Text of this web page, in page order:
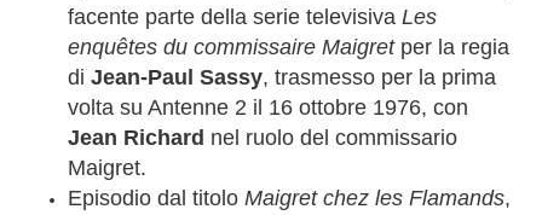
facente parte della serie televisiva Les
enquêtes du commissaire Maigretper la regia
di Jean-Paul Sassy, trasmesso per la prima
volta su Antenne 2 il 16 ottobre 1976, con
Jean Richard nel ruolo del commissario
Maigret.
Episodio dal titolo Maigret chez les Flamands,